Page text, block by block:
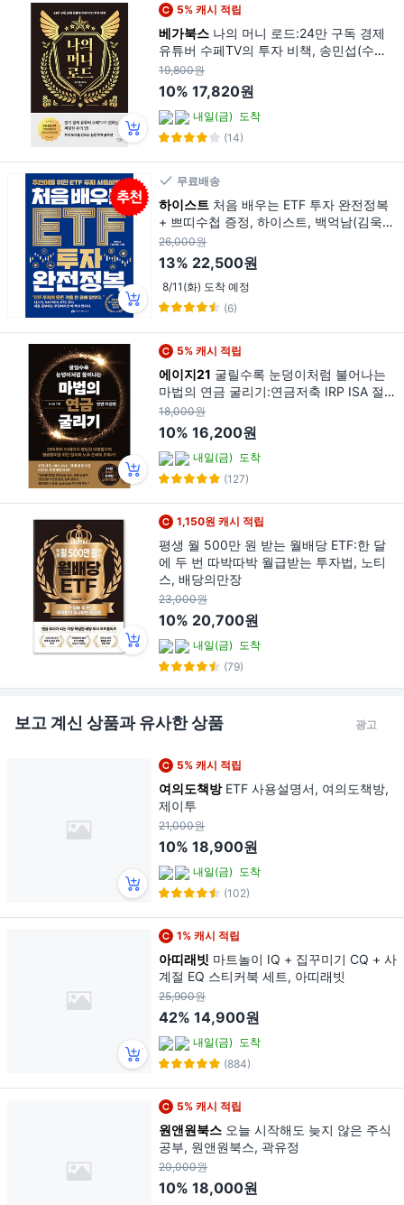
5% 캐시 적립
베가북스 나의 머니 로드:24만 구독 경제
유튜버 수페TV의 투자 비책, 송민섭(수페T
V), 베가북스
19,800원
10% 17,820원
내일(금) 도착
(14)
무료배송
하이스트 처음 배우는 ETF 투자 완전정복
+ 쁘띠수첩 증정, 하이스트, 백억남(김욱
현)
26,000원
13% 22,500원
8/11(화) 도착 예정
(6)
5% 캐시 적립
에이지21 굴릴수록 눈덩이처럼 불어나는
마법의 연금 굴리기:연금저축 IRP ISA 절세
삼총사를 ETF로 자산배분하라!, 김성일, 에
이지21
18,000원
10% 16,200원
내일(금) 도착
(127)
1,150원 캐시 적립
평생 월 500만 원 받는 월배당 ETF:한 달
에 두 번 따박따박 월급받는 투자법, 노티
스, 배당의만장
23,000원
10% 20,700원
내일(금) 도착
(79)
보고 계신 상품과 유사한 상품 광고
5% 캐시 적립
여의도책방 ETF 사용설명서, 여의도책방,
제이투
21,000원
10% 18,900원
내일(금) 도착
(102)
1% 캐시 적립
아띠래빗 마트놀이 IQ + 집꾸미기 CQ + 사
계절 EQ 스티커북 세트, 아띠래빗
25,900원
42% 14,900원
내일(금) 도착
(884)
5% 캐시 적립
원앤원북스 오늘 시작해도 늦지 않은 주식
공부, 원앤원북스, 곽유정
20,000원
10% 18,000원